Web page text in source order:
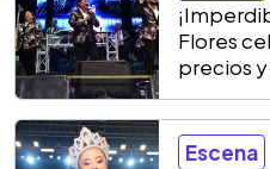
Flores
precios
Escena